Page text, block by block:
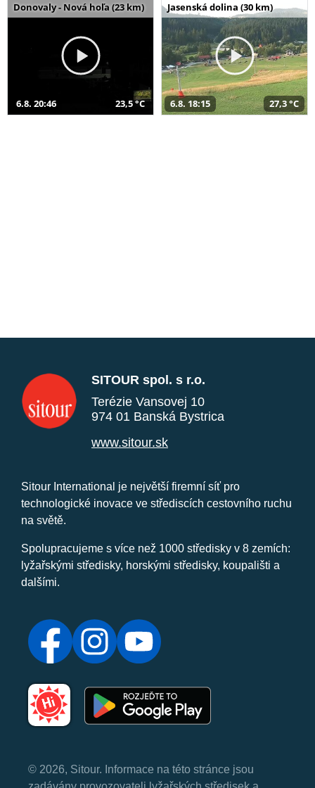
Donovaly - Nová hoľa (23 km)
6.8. 20:46 23,5 °C
Jasenská dolina (30 km)
6.8. 18:15 27,3 °C
SITOUR spol. s r.o.
Terézie Vansovej 10
974 01 Banská Bystrica
www.sitour.sk
Sitour International je největší firemní síť pro
technologické inovace ve střediscích cestovního ruchu
na světě.
Spolupracujeme s více než 1000 středisky v 8 zemích:
lyžařskými středisky, horskými středisky, koupališti a
dalšími.
© 2026, Sitour. Informace na této stránce jsou